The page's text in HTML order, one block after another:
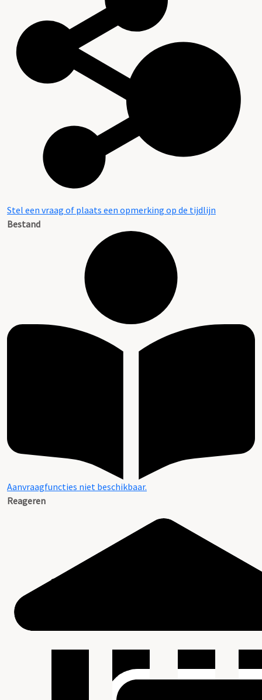
Stel een vraag of plaats een opmerking op de tijdlijn
Bestand
Aanvraagfuncties niet beschikbaar.
Reageren